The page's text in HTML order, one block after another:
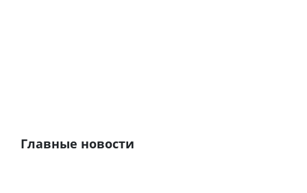
Главные новости